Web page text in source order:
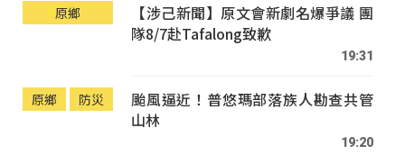
原鄉
【涉己新聞】原文會新劇名爆爭議 團
隊8/7赴Tafalong致歉
19:31
原鄉 防災
颱風逼近！普悠瑪部落族人勘查共管
山林
19:20